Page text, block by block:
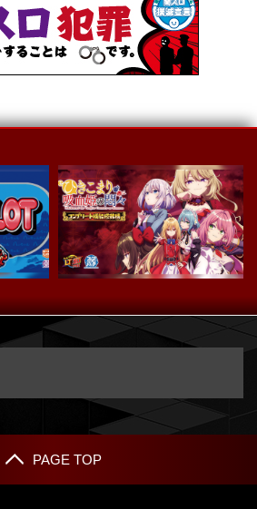
PAGE TOP